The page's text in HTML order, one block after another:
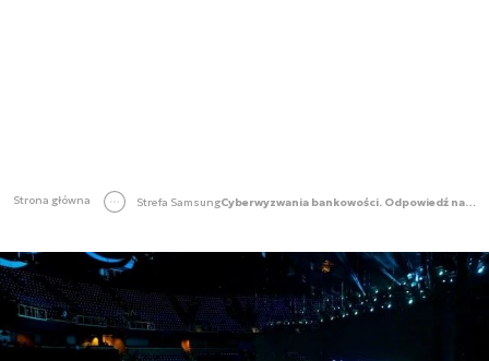
Strona główna Strefa Samsung Cyberwyzwania bankowości. Odpowiedź na stress testy i phishing